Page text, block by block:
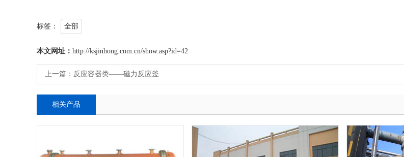
标签： 全部
本文网址： http://ksjinhong.com.cn/show.asp?id=42
上一篇： 反应容器类——磁力反应釜
相关产品